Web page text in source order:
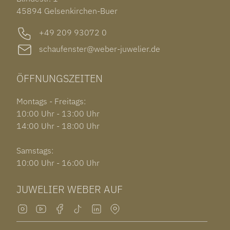
GARMIN VENU 3S
45894 Gelsenkirchen-Buer
+49 209 93072 0
schaufenster@weber-juwelier.de
ÖFFNUNGSZEITEN
Montags - Freitags:
10:00 Uhr - 13:00 Uhr
14:00 Uhr - 18:00 Uhr
Samstags:
10:00 Uhr - 16:00 Uhr
JUWELIER WEBER AUF